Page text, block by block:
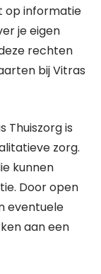
op informatie
je eigen
rechten
bij Vitras
Thuiszorg is
zorg.
kunnen
Door open
eventuele
aan een